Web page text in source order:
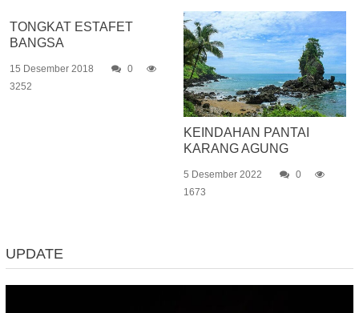
TONGKAT ESTAFET
BANGSA
15 Desember 2018
0
3252
KEINDAHAN PANTAI
KARANG AGUNG
5 Desember 2022
0
1673
UPDATE